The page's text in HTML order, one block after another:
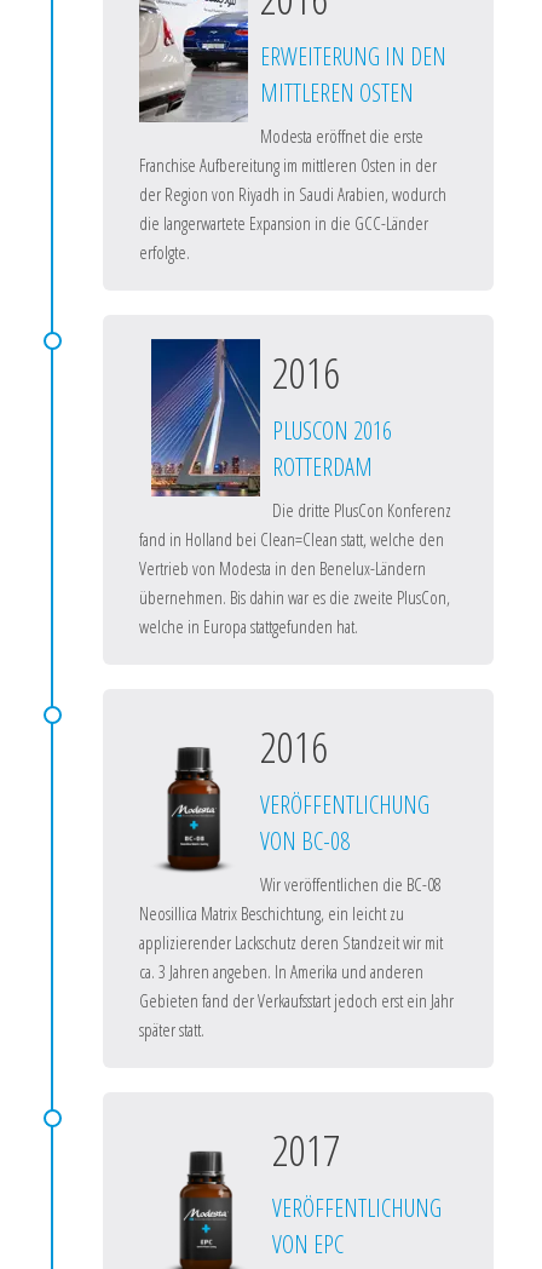
ERWEITERUNG IN DEN
MITTLEREN OSTEN
Modesta eröffnet die erste
Franchise Aufbereitung im mittleren Osten in der
der Region von Riyadh in Saudi Arabien, wodurch
die langerwartete Expansion in die GCC-Länder
erfolgte.
2016
PLUSCON 2016
ROTTERDAM
Die dritte PlusCon Konferenz
fand in Holland bei Clean=Clean statt, welche den
Vertrieb von Modesta in den Benelux-Ländern
übernehmen. Bis dahin war es die zweite PlusCon,
welche in Europa stattgefunden hat.
2016
VERÖFFENTLICHUNG
VON BC-08
Wir veröffentlichen die BC-08
Neosillica Matrix Beschichtung, ein leicht zu
applizierender Lackschutz deren Standzeit wir mit
ca. 3 Jahren angeben. In Amerika und anderen
Gebieten fand der Verkaufsstart jedoch erst ein Jahr
später statt.
2017
VERÖFFENTLICHUNG
VON EPC